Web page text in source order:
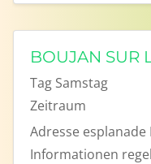
BOUJAN SUR
Tag Samstag
Zeitraum
Adresse
Informationen